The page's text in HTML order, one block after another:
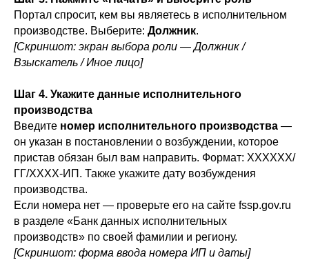
Портал спросит, кем вы являетесь в исполнительном
производстве. Выберите: Должник.
[Скриншот: экран выбора роли — Должник /
Взыскатель / Иное лицо]
Шаг 4. Укажите данные исполнительного
производства
Введите номер исполнительного производства —
он указан в постановлении о возбуждении, которое
пристав обязан был вам направить. Формат: ХХХХХХ/
ГГ/ХХХХ-ИП. Также укажите дату возбуждения
производства.
Если номера нет — проверьте его на сайте fssp.gov.ru
в разделе «Банк данных исполнительных
производств» по своей фамилии и региону.
[Скриншот: форма ввода номера ИП и даты]